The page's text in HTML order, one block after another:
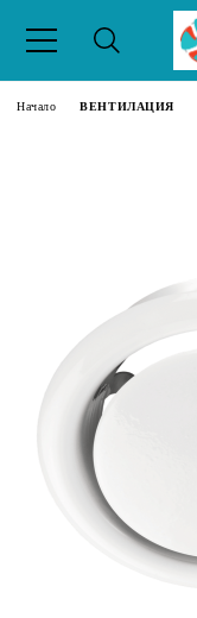
Начало ВЕНТИЛАЦИЯ